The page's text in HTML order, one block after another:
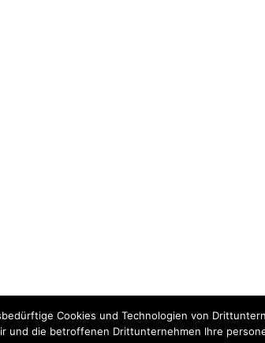
Cookies und Technologien von
und die betroffenen Drittunternehmen Ihre